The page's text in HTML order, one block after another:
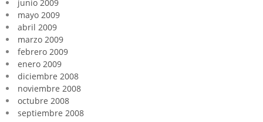
junio 2009
mayo 2009
abril 2009
marzo 2009
febrero 2009
enero 2009
diciembre 2008
noviembre 2008
octubre 2008
septiembre 2008